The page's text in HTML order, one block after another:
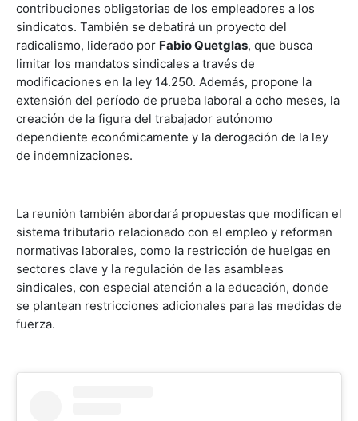
contribuciones obligatorias de los empleadores a los
sindicatos. También se debatirá un proyecto del
radicalismo, liderado por Fabio Quetglas, que busca
limitar los mandatos sindicales a través de
modificaciones en la ley 14.250. Además, propone la
extensión del período de prueba laboral a ocho meses, la
creación de la figura del trabajador autónomo
dependiente económicamente y la derogación de la ley
de indemnizaciones.
La reunión también abordará propuestas que modifican el
sistema tributario relacionado con el empleo y reforman
normativas laborales, como la restricción de huelgas en
sectores clave y la regulación de las asambleas
sindicales, con especial atención a la educación, donde
se plantean restricciones adicionales para las medidas de
fuerza.